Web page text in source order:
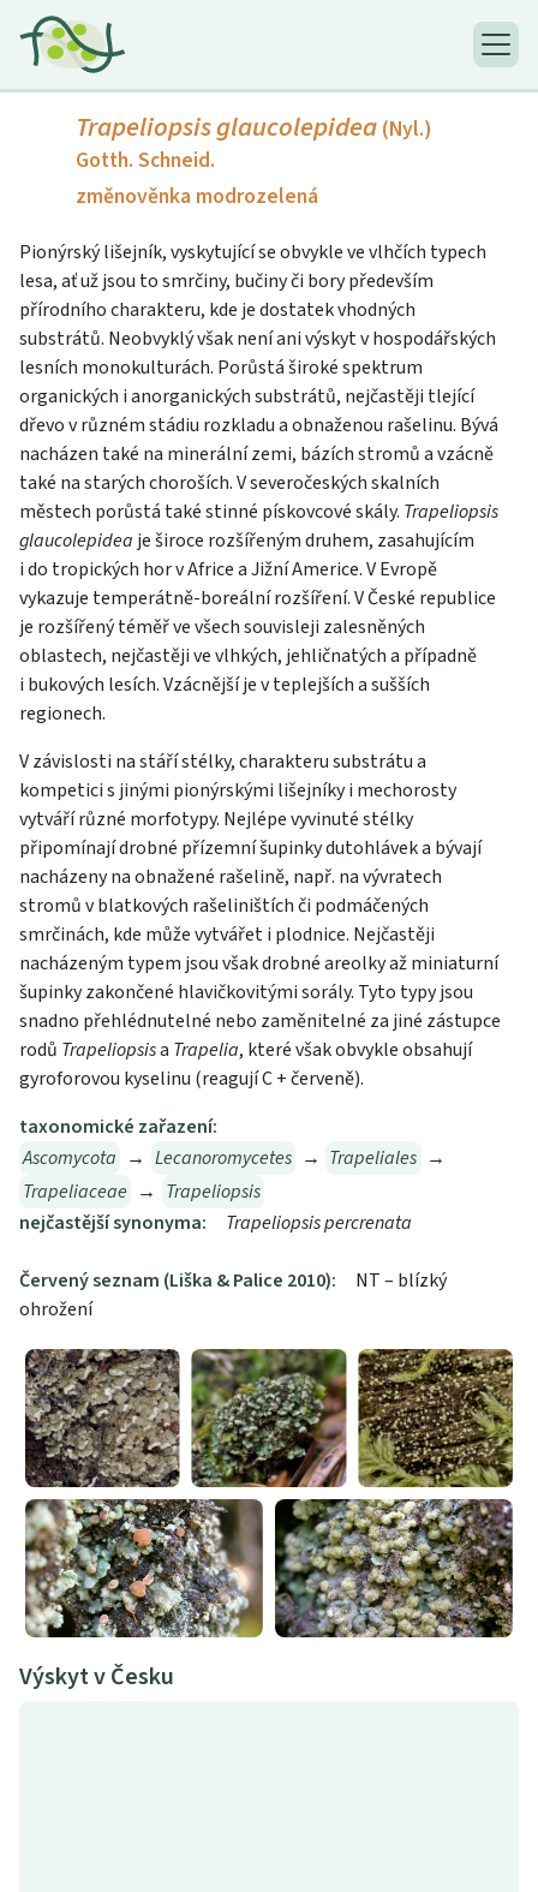
Trapeliopsis glaucolepidea (Nyl.)
Gotth. Schneid.
změnověnka modrozelená
Pionýrský lišejník, vyskytující se obvykle ve vlhčích typech
lesa, ať už jsou to smrčiny, bučiny či bory především
přírodního charakteru, kde je dostatek vhodných
substrátů. Neobvyklý však není ani výskyt v hospodářských
lesních monokulturách. Porůstá široké spektrum
organických i anorganických substrátů, nejčastěji tlející
dřevo v různém stádiu rozkladu a obnaženou rašelinu. Bývá
nacházen také na minerální zemi, bázích stromů a vzácně
také na starých choroších. V severočeských skalních
městech porůstá také stinné pískovcové skály. Trapeliopsis
glaucolepidea je široce rozšířeným druhem, zasahujícím
i do tropických hor v Africe a Jižní Americe. V Evropě
vykazuje temperátně-boreální rozšíření. V České republice
je rozšířený téměř ve všech souvisleji zalesněných
oblastech, nejčastěji ve vlhkých, jehličnatých a případně
i bukových lesích. Vzácnější je v teplejších a sušších
regionech.
V závislosti na stáří stélky, charakteru substrátu a
kompetici s jinými pionýrskými lišejníky i mechorosty
vytváří různé morfotypy. Nejlépe vyvinuté stélky
připomínají drobné přízemní šupinky dutohlávek a bývají
nacházeny na obnažené rašelině, např. na vývratech
stromů v blatkových rašeliništích či podmáčených
smrčinách, kde může vytvářet i plodnice. Nejčastěji
nacházeným typem jsou však drobné areolky až miniaturní
šupinky zakončené hlavičkovitými sorály. Tyto typy jsou
snadno přehlédnutelné nebo zaměnitelné za jiné zástupce
rodů Trapeliopsisa Trapelia, které však obvykle obsahují
gyroforovou kyselinu (reagují C + červeně).
taxonomické zařazení:
Ascomycota → Lecanoromycetes → Trapeliales →
Trapeliaceae → Trapeliopsis
nejčastější synonyma:
Trapeliopsis percrenata
Červený seznam (Liška & Palice 2010):
NT – blízký
ohrožení
Výskyt v Česku